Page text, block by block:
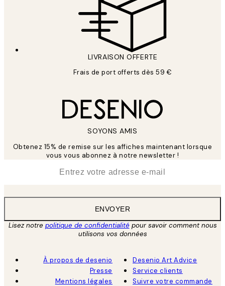
LIVRAISON OFFERTE
Frais de port offerts dès 59 €
SOYONS AMIS
Obtenez 15% de remise sur les affiches maintenant lorsque
vous vous abonnez à notre newsletter !
ENVOYER
Lisez notre politique de confidentialitépour savoir comment nous
utilisons vos données
À propos de desenio
Presse
Mentions légales
Desenio Art Advice
Service clients
Suivre votre commande